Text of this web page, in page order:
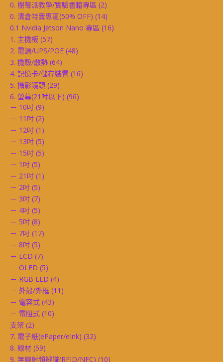
0. 樹莓派教學/實驗書籍專區 (2)
0. 清倉特賣專區(50% OFF) (14)
0.1 Nvidia Jetson Nano 專區 (16)
1. 主機板 (57)
2. 電源/UPS/POE (48)
3. 機殼/散熱 (64)
4. 記憶卡/儲存裝置 (16)
5. 攝影鏡頭 (29)
6. 螢幕(21吋以下) (96)
－ 10吋 (9)
－ 11吋 (2)
－ 12吋 (1)
－ 13吋 (5)
－ 15吋 (5)
－ 1吋 (5)
－ 21吋 (1)
－ 2吋 (5)
－ 3吋 (7)
－ 4吋 (5)
－ 5吋 (8)
－ 7吋 (17)
－ 8吋 (5)
－ LCD (7)
－ OLED (5)
－ RGB LED (4)
－ 外殼/外框 (11)
－ 電容式 (43)
－ 電阻式 (10)
支架 (2)
7. 電子紙(ePaper/eInk) (32)
8. 線材 (59)
9. 無線射頻辨識(RFID/NFC) (10)